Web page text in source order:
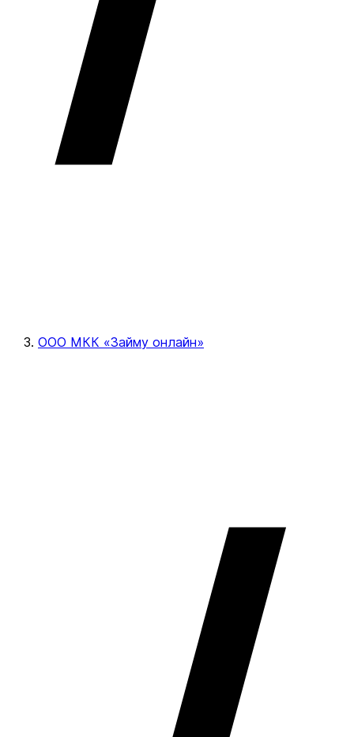
ООО МКК «Займу онлайн»